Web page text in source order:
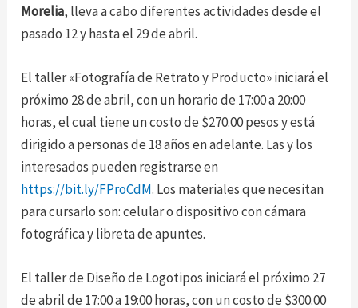
Morelia, lleva a cabo diferentes actividades desde el
pasado 12 y hasta el 29 de abril.
El taller «Fotografía de Retrato y Producto» iniciará el
próximo 28 de abril, con un horario de 17:00 a 20:00
horas, el cual tiene un costo de $270.00 pesos y está
dirigido a personas de 18 años en adelante. Las y los
interesados pueden registrarse en
https://bit.ly/FProCdM. Los materiales que necesitan
para cursarlo son: celular o dispositivo con cámara
fotográfica y libreta de apuntes.
El taller de Diseño de Logotipos iniciará el próximo 27
de abril de 17:00 a 19:00 horas, con un costo de $300.00